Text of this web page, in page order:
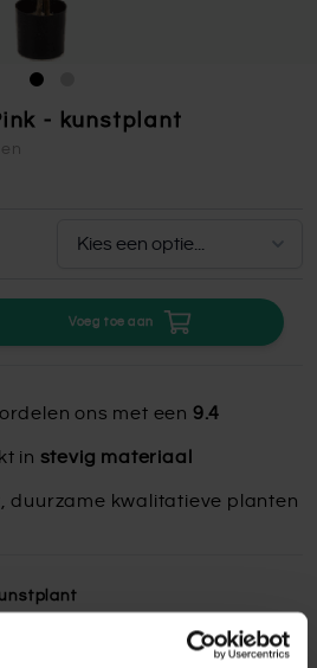
- kunstplant
Voeg toe aan
ons met een 9.4
in stevig materiaal
duurzame kwalitatieve planten
kunstplant is gemaakt van